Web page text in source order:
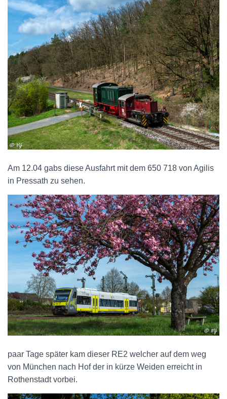
Am 12.04 gabs diese Ausfahrt mit dem 650 718 von Agilis
in Pressath zu sehen.
paar Tage später kam dieser RE2 welcher auf dem weg
von München nach Hof der in kürze Weiden erreicht in
Rothenstadt vorbei.